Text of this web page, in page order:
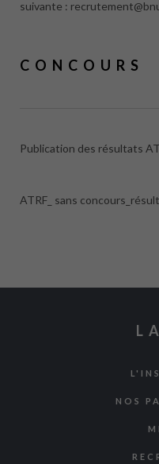
suivante :
CONCOURS
Publication des résultats
ATRF_ sans
NOS